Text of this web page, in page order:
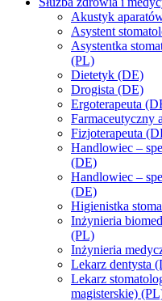
Akustyk
Asystent
Asystentka
(PL)
Dietetyk (DE)
Drogista (DE)
Ergoterapeuta
Farmaceutyczny
Fizjoterapeuta
Handlowiec –
(DE)
Handlowiec –
(DE)
Higienistka
Inżynieria
(PL)
Inżynieria
Lekarz dentysta
Lekarz
magisterskie)